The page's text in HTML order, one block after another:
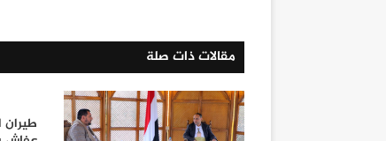
مقالات ذات صلة
طيران